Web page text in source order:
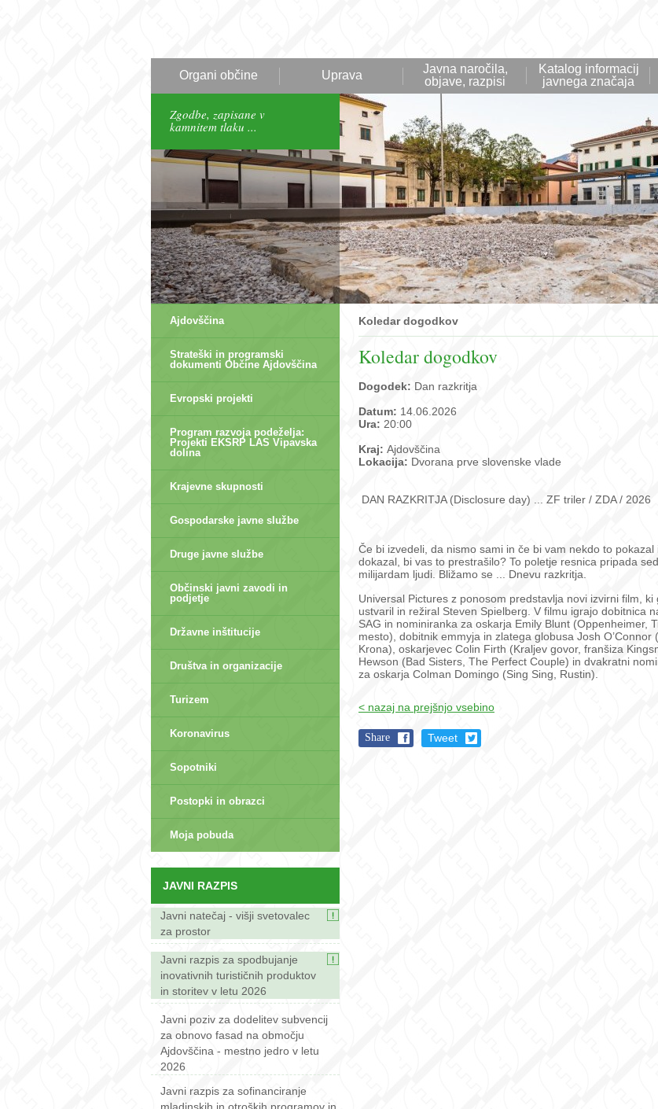
Organi občine Uprava
Javna naročila,
objave, razpisi
Katalog informacij
javnega značaja
Zgodbe, zapisane v
kamnitem tlaku ...
Ajdovščina
Strateški in programski
dokumenti Občine Ajdovščina
Evropski projekti
Program razvoja podeželja:
Projekti EKSRP LAS Vipavska
dolina
Krajevne skupnosti
Gospodarske javne službe
Druge javne službe
Občinski javni zavodi in
podjetje
Državne inštitucije
Društva in organizacije
Turizem
Koronavirus
Sopotniki
Postopki in obrazci
Moja pobuda
JAVNI RAZPIS
Javni natečaj - višji svetovalec
za prostor
Javni razpis za spodbujanje
inovativnih turističnih produktov
in storitev v letu 2026
Javni poziv za dodelitev subvencij
za obnovo fasad na območju
Ajdovščina - mestno jedro v letu
2026
Javni razpis za sofinanciranje
Koledar dogodkov
Koledar dogodkov
Dogodek: Dan razkritja
Datum: 14.06.2026
Ura: 20:00
Kraj: Ajdovščina
Lokacija: Dvorana prve slovenske vlade
DAN RAZKRITJA (Disclosure day) ... ZF triler / ZDA / 2026
Če bi izvedeli, da nismo sami in če bi vam nekdo to pokazal
dokazal, bi vas to prestrašilo? To poletje resnica pripada
milijardam ljudi. Bližamo se ... Dnevu razkritja.
Universal Pictures z ponosom predstavlja novi izvirni film, ki
ustvaril in režiral Steven Spielberg. V filmu igrajo dobitnica
SAG in nominiranka za oskarja Emily Blunt (Oppenheimer,
mesto), dobitnik emmyja in zlatega globusa Josh O’Connor
Krona), oskarjevec Colin Firth (Kraljev govor, franšiza
Hewson (Bad Sisters, The Perfect Couple) in dvakratni
za oskarja Colman Domingo (Sing Sing, Rustin).
< nazaj na prejšnjo vsebino
Share Tweet